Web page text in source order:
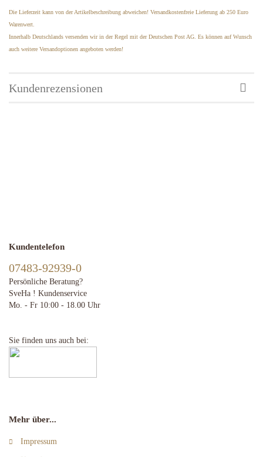
Die Lieferzeit kann von der Artikelbeschreibung abweichen! Versandkostenfreie Lieferung ab 250 Euro
Warenwert.
Innerhalb Deutschlands versenden wir in der Regel mit der Deutschen Post AG. Es können auf Wunsch
auch weitere Versandoptionen angeboten werden!
Kundenrezensionen
Kundentelefon
07483-92939-0
Persönliche Beratung?
SveHa ! Kundenservice
Mo. - Fr 10:00 - 18.00 Uhr
Sie finden uns auch bei:
Mehr über...
Impressum